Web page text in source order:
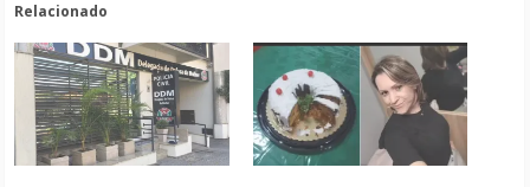
Relacionado